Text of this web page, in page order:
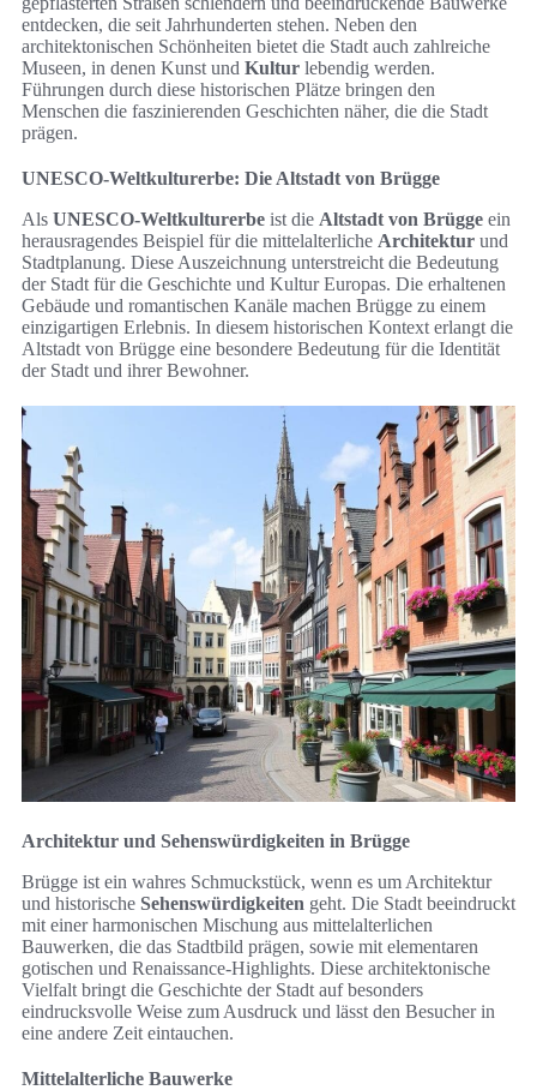
entdecken, die seit Jahrhunderten stehen. Neben den
architektonischen Schönheiten bietet die Stadt auch zahlreiche
Museen, in denen Kunst und Kultur lebendig werden.
Führungen durch diese historischen Plätze bringen den
Menschen die faszinierenden Geschichten näher, die die Stadt
prägen.
UNESCO-Weltkulturerbe: Die Altstadt von Brügge
Als UNESCO-Weltkulturerbe ist die Altstadt von Brügge ein
herausragendes Beispiel für die mittelalterliche Architektur und
Stadtplanung. Diese Auszeichnung unterstreicht die Bedeutung
der Stadt für die Geschichte und Kultur Europas. Die erhaltenen
Gebäude und romantischen Kanäle machen Brügge zu einem
einzigartigen Erlebnis. In diesem historischen Kontext erlangt die
Altstadt von Brügge eine besondere Bedeutung für die Identität
der Stadt und ihrer Bewohner.
Architektur und Sehenswürdigkeiten in Brügge
Brügge ist ein wahres Schmuckstück, wenn es um Architektur
und historische Sehenswürdigkeiten geht. Die Stadt beeindruckt
mit einer harmonischen Mischung aus mittelalterlichen
Bauwerken, die das Stadtbild prägen, sowie mit elementaren
gotischen und Renaissance-Highlights. Diese architektonische
Vielfalt bringt die Geschichte der Stadt auf besonders
eindrucksvolle Weise zum Ausdruck und lässt den Besucher in
eine andere Zeit eintauchen.
Mittelalterliche Bauwerke